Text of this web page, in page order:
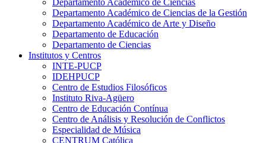
Departamento Académico de Ciencias
Departamento Académico de Ciencias de la Gestión
Departamento Académico de Arte y Diseño
Departamento de Educación
Departamento de Ciencias
Institutos y Centros
INTE-PUCP
IDEHPUCP
Centro de Estudios Filosóficos
Instituto Riva-Agüero
Centro de Educación Contínua
Centro de Análisis y Resolución de Conflictos
Especialidad de Música
CENTRUM Católica